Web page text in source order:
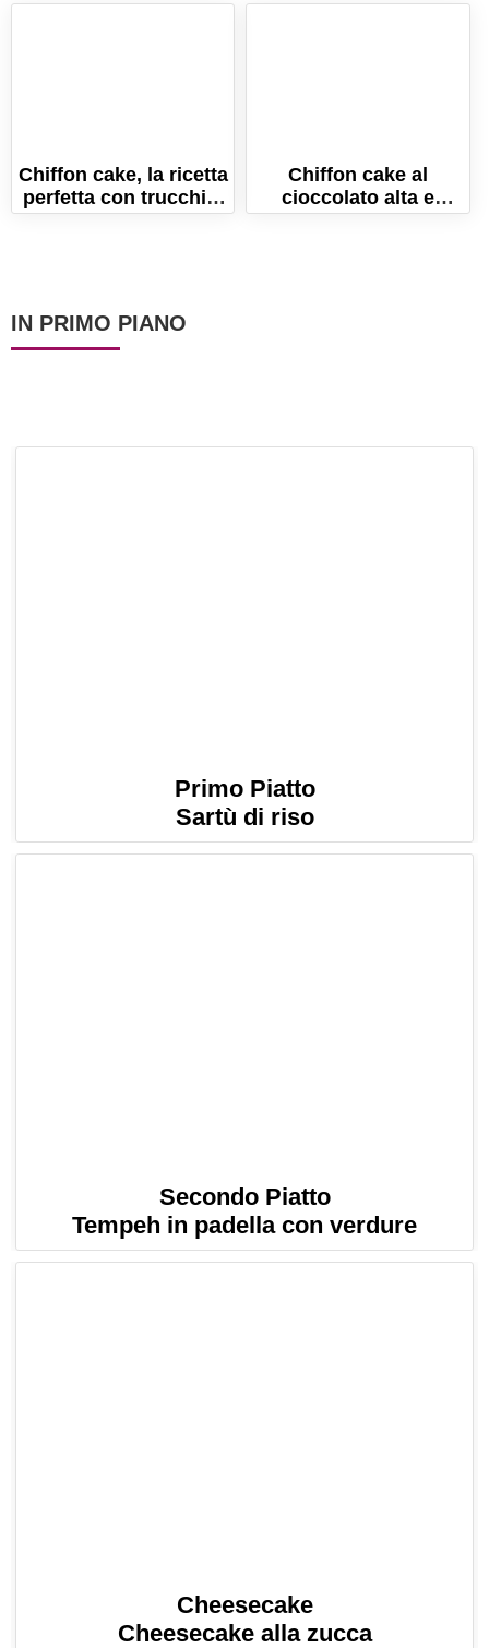
Chiffon cake, la ricetta
perfetta con trucchi e
consigli!
Chiffon cake al
cioccolato alta e
soffice! Ricetta senza
IN PRIMO PIANO
Primo Piatto
Sartù di riso
Secondo Piatto
Tempeh in padella con verdure
Cheesecake
Cheesecake alla zucca